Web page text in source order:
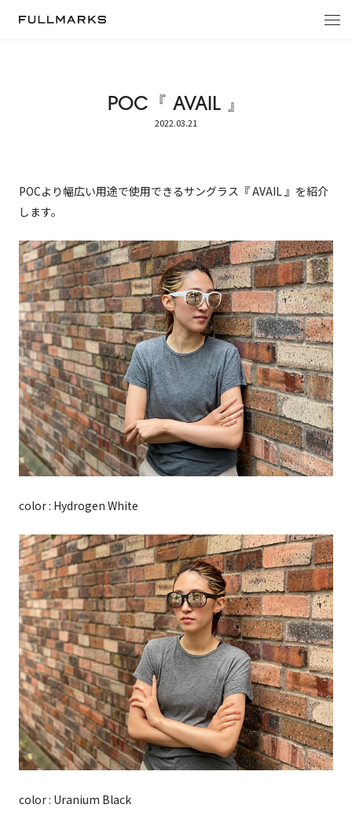
POC『 AVAIL 』
2022.03.21
POCより幅広い用途で使用できるサングラス『 AVAIL 』を紹介
します。
color : Hydrogen White
color : Uranium Black